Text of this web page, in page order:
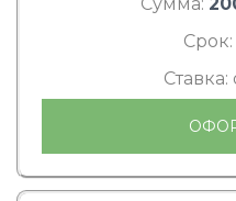
Сумма:
Срок:
Ставка: